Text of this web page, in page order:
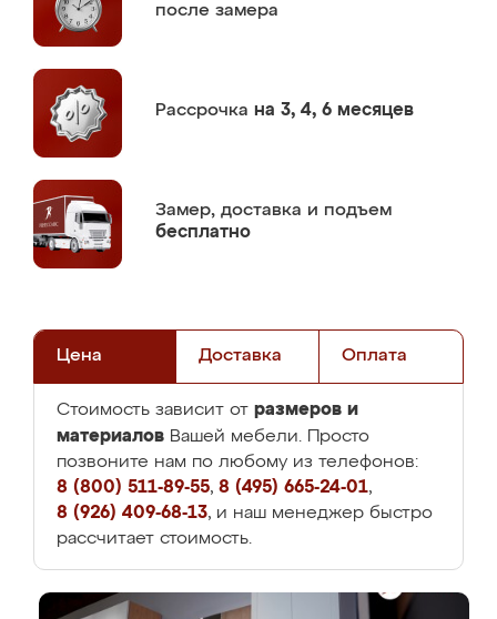
после замера
Рассрочка на 3, 4, 6 месяцев
Замер, доставка и подъем
бесплатно
Цена Доставка Оплата
Стоимость зависит от размеров и
материалов Вашей мебели. Просто
позвоните нам по любому из телефонов:
8 (800) 511-89-55, 8 (495) 665-24-01,
8 (926) 409-68-13, и наш менеджер быстро
рассчитает стоимость.